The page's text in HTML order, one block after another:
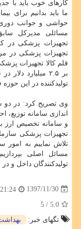
كارهای خوب باید با
ما باید بدانیم برای
حواشی و جوانب دوری
مسائلی مدیركل
قلم كالا تجهیزات
تولیدكننده در این
وی تصریح كرد: در دو
و سامانه تخصیص
تجهیزات پزشكی
تلاش نماییم به
مسائل اصلی
تولیدكنندگان داخل و
1397/11/30
5.0
/ 5
تگهای خبر: